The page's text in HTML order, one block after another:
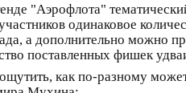
"Аэрофлота"
одинаковое
а дополнительно можно
поставленных фишек
как по-разному